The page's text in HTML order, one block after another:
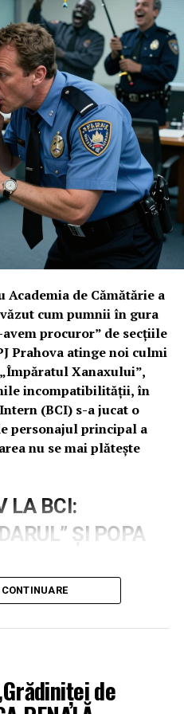
Academia de Cămătărie a
cum pumnii în gura
procuror” de secțiile
Prahova atinge noi culmi
Xanaxului”,
incompatibilității, în
(BCI) s-a jucat o
personajul principal a
nu se mai plătește
LA BCI:
ȘI POPA
Inspectoratului au fost
Popescu Marian,
drept „marele pescar” al
personaj care a
și etica cu linsul
prin documentul nr.
de